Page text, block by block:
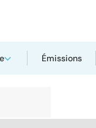
Émissions